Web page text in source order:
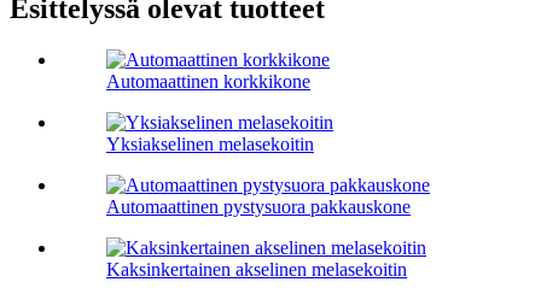
Esittelyssä olevat tuotteet
Automaattinen korkkikone
Yksiakselinen melasekoitin
Automaattinen pystysuora pakkauskone
Kaksinkertainen akselinen melasekoitin